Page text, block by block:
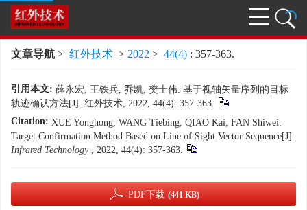
文章导航 > 红外技术 > 2022 > 44(4) : 357-363.
引用本文: 薛永宏, 王铁兵, 乔凯, 樊士伟. 基于视轴矢量序列的目标
轨迹确认方法[J]. 红外技术, 2022, 44(4): 357-363.
Citation: XUE Yonghong, WANG Tiebing, QIAO Kai, FAN Shiwei.
Target Confirmation Method Based on Line of Sight Vector Sequence[J].
Infrared Technology , 2022, 44(4): 357-363.
PDF下载 (441 KB)